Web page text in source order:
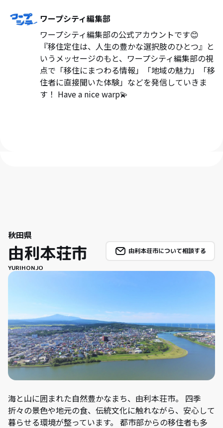
ワープシティ編集部
ワープシティ編集部の公式アカウントです😊
『移住定住は、人生の豊かな選択肢のひとつ』と
いうメッセージのもと、ワープシティ編集部の視
点で「移住にまつわる情報」「地域の魅力」「移
住者に直接聞いた体験」などを発信していきま
す！ Have a nice warp💫
秋田県
由利本荘市
YURIHONJO
由利本荘市について相談する
海と山に囲まれた自然豊かなまち、由利本荘市。 四季
折々の景色や地元の食、伝統文化に触れながら、安心して
暮らせる環境が整っています。 都市部からの移住者も多